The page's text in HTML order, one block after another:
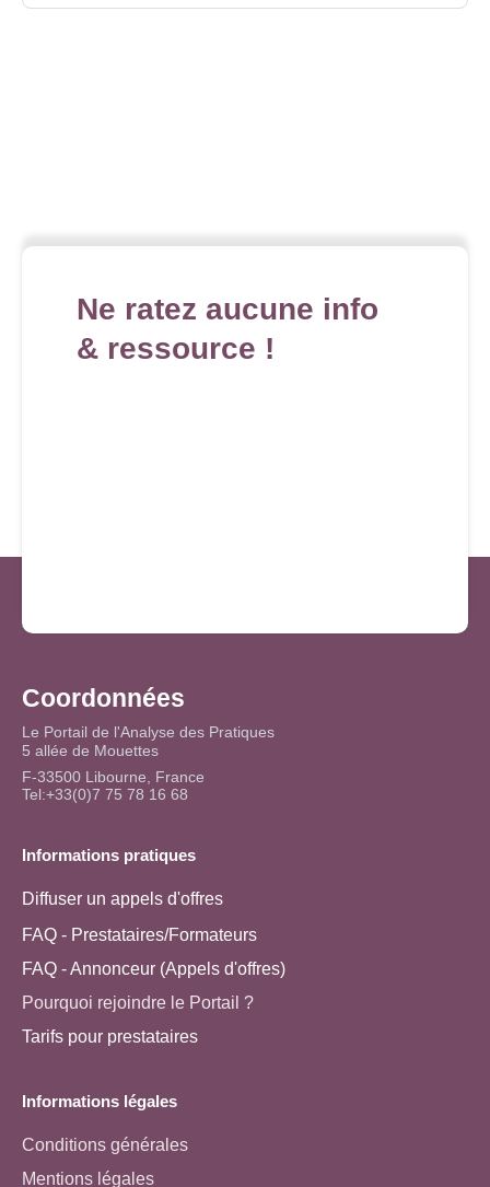
Ne ratez aucune info
& ressource !
Coordonnées
Le Portail de l'Analyse des Pratiques
5 allée de Mouettes
F-33500 Libourne, France
Tel:+33(0)7 75 78 16 68
Informations pratiques
Diffuser un appels d'offres
FAQ - Prestataires/Formateurs
FAQ - Annonceur (Appels d'offres)
Pourquoi rejoindre le Portail ?
Tarifs pour prestataires
Informations légales
Conditions générales
Mentions légales